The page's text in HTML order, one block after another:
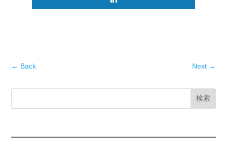
← Back Next→
検索